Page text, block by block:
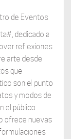
de Eventos
dedicado a
reflexiones
arte desde
que
son el punto
y modos de
el público
ofrece nuevas